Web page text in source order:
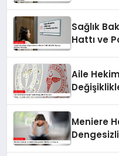
Sağlık
Hattı ve
Aile
Meniere